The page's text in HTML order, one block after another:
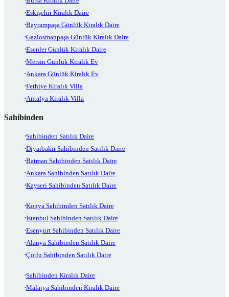
Eskişehir Kiralık Daire
Bayrampaşa Günlük Kiralık Daire
Gaziosmanpaşa Günlük Kiralık Daire
Esenler Günlük Kiralık Daire
Mersin Günlük Kiralık Ev
Ankara Günlük Kiralık Ev
Fethiye Kiralık Villa
Antalya Kiralık Villa
Sahibinden
Sahibinden Satılık Daire
Diyarbakır Sahibinden Satılık Daire
Batman Sahibinden Satılık Daire
Ankara Sahibinden Satılık Daire
Kayseri Sahibinden Satılık Daire
Konya Sahibinden Satılık Daire
İstanbul Sahibinden Satılık Daire
Esenyurt Sahibinden Satılık Daire
Alanya Sahibinden Satılık Daire
Çorlu Sahibinden Satılık Daire
Sahibinden Kiralık Daire
Malatya Sahibinden Kiralık Daire